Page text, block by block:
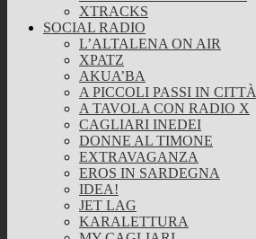
XTRACKS
SOCIAL RADIO
L’ALTALENA ON AIR
XPATZ
AKUA’BA
A PICCOLI PASSI IN CITTÀ
A TAVOLA CON RADIO X
CAGLIARI INEDEI
DONNE AL TIMONE
EXTRAVAGANZA
EROS IN SARDEGNA
IDEA!
JET LAG
KARALETTURA